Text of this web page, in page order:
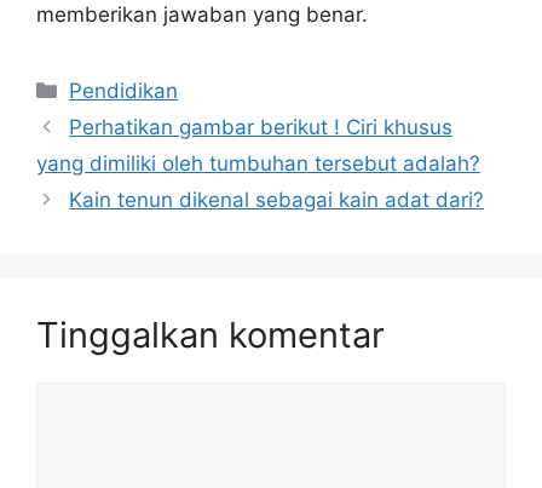
memberikan jawaban yang benar.
Kategori
Pendidikan
Perhatikan gambar berikut ! Ciri khusus
yang dimiliki oleh tumbuhan tersebut adalah?
Kain tenun dikenal sebagai kain adat dari?
Tinggalkan komentar